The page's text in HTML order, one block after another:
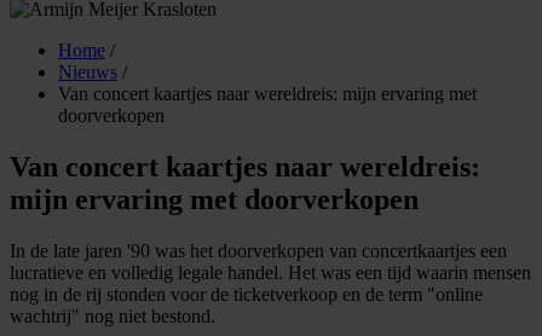
Home /
Nieuws /
Van concert kaartjes naar wereldreis: mijn ervaring met
doorverkopen
Van concert kaartjes naar wereldreis:
mijn ervaring met doorverkopen
In de late jaren '90 was het doorverkopen van concertkaartjes een
lucratieve en volledig legale handel. Het was een tijd waarin mensen
nog in de rij stonden voor de ticketverkoop en de term "online
wachtrij" nog niet bestond.